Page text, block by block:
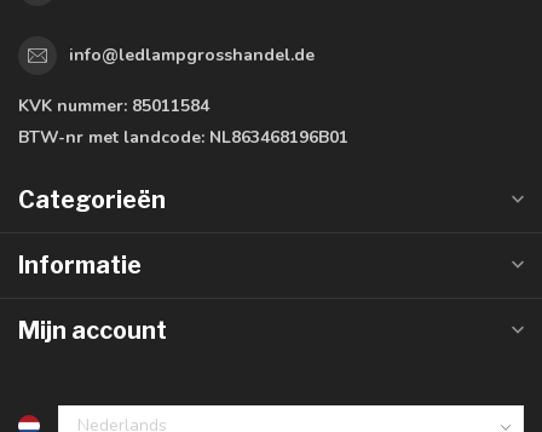
info@ledlampgrosshandel.de
KVK nummer: 85011584
BTW-nr met landcode: NL863468196B01
Categorieën
Informatie
Mijn account